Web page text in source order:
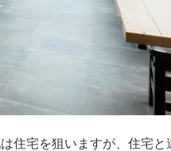
住宅を狙いますが、住宅と